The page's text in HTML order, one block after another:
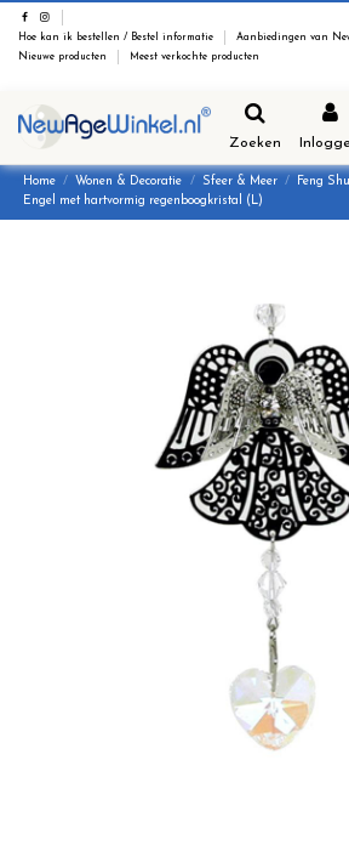
Hoe kan ik bestellen / Bestel informatie
Aanbiedingen van
Nieuwe producten
Meest verkochte producten
Zoeken
Home Wonen & Decoratie Sfeer & Meer Feng
Engel met hartvormig regenboogkristal (L)